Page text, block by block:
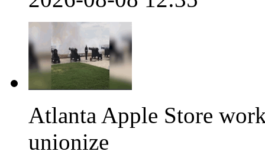
Atlanta Apple Store
unionize